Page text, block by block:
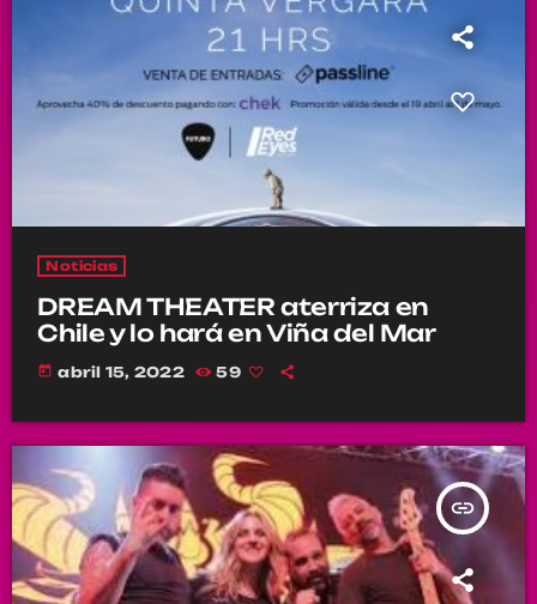
Noticias
DREAM THEATER aterriza en
Chile y lo hará en Viña del Mar
today abril 15, 2022 59
insert_link